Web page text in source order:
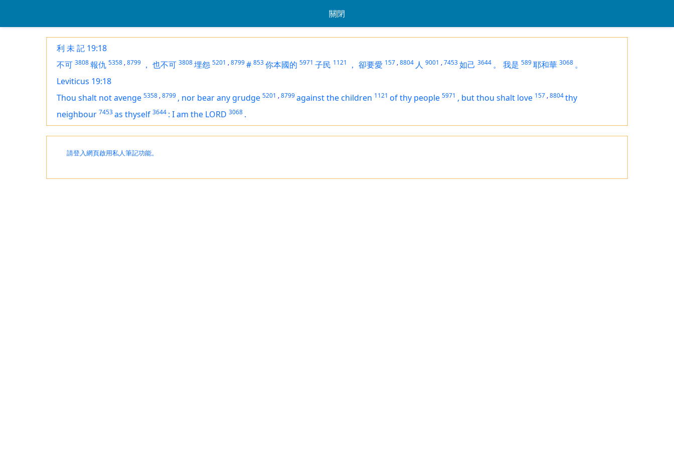
關閉
利 未 記 19:18
不可 3808報仇 5358 ,8799 ， 也不可 3808埋怨 5201 ,8799# 853你本國的 5971 子民 1121 ， 卻要愛 157 ,8804 人 9001 ,7453如己 3644 。 我是 589耶和華 3068 。
Leviticus 19:18
Thou shalt not avenge 5358 ,8799 , nor bear any grudge 5201 ,8799against the children 1121 of thy people 5971 , but thou shalt love 157 ,8804thy
neighbour 7453as thyself 3644 : Iam the LORD 3068 .
請登入網頁啟用私人筆記功能。